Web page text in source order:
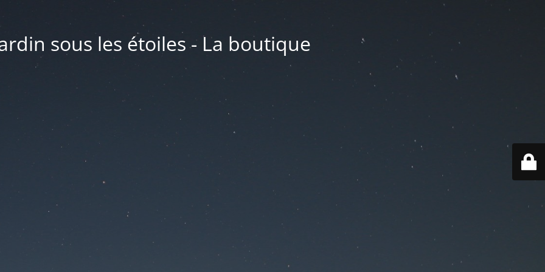
sous les étoiles - La boutique